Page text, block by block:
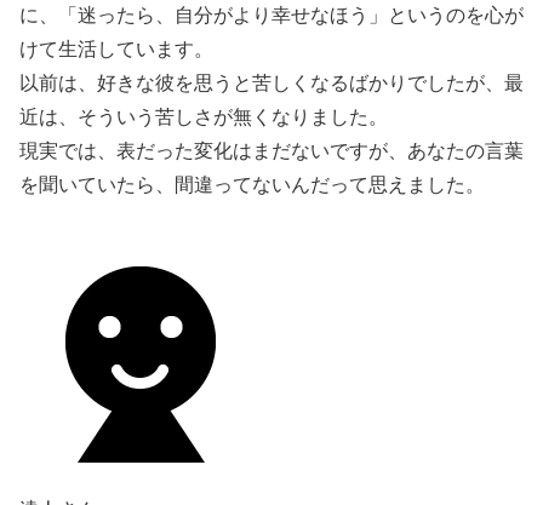
に、「迷ったら、自分がより幸せなほう」というのを心が
けて生活しています。
以前は、好きな彼を思うと苦しくなるばかりでしたが、最
近は、そういう苦しさが無くなりました。
現実では、表だった変化はまだないですが、あなたの言葉
を聞いていたら、間違ってないんだって思えました。